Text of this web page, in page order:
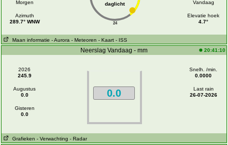
Morgen
Azimuth
289.7° WNW
24
daglicht
Vandaag
Elevatie hoek
4.7°
Maan informatie - Aurora - Meteoren - Kaart - ISS
Neerslag Vandaag - mm 20:41:10
2026
245.9
Augustus
0.0
Gisteren
0.0
0.0
Snelh. /min.
0.0000
Last rain
26-07-2026
Grafieken - Verwachting - Radar